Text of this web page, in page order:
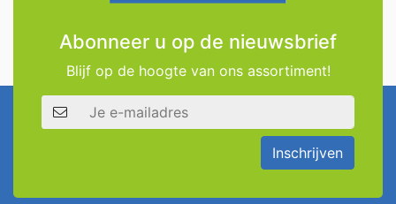
Abonneer u op de nieuwsbrief
Blijf op de hoogte van ons assortiment!
E-mailadres
Inschrijven